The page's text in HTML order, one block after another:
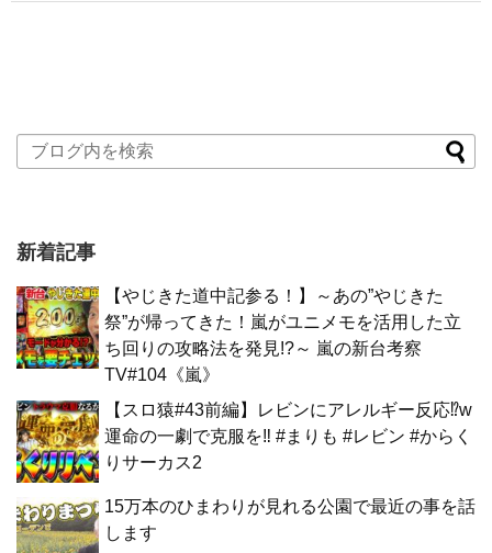
新着記事
【やじきた道中記参る！】～あの”やじきた
祭”が帰ってきた！嵐がユニメモを活用した立
ち回りの攻略法を発見!?～ 嵐の新台考察
TV#104《嵐》
【スロ猿#43前編】レビンにアレルギー反応⁉w
運命の一劇で克服を‼ #まりも #レビン #からく
りサーカス2
15万本のひまわりが見れる公園で最近の事を話
します